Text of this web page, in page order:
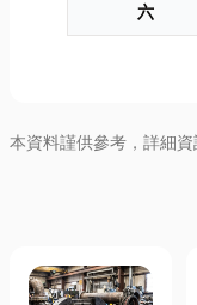
六
本資料謹供參考，詳細資